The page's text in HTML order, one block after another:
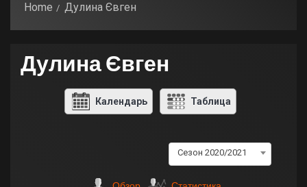
Home Дулина Євген
Дулина Євген
Календарь Таблица
Сезон 2020/2021